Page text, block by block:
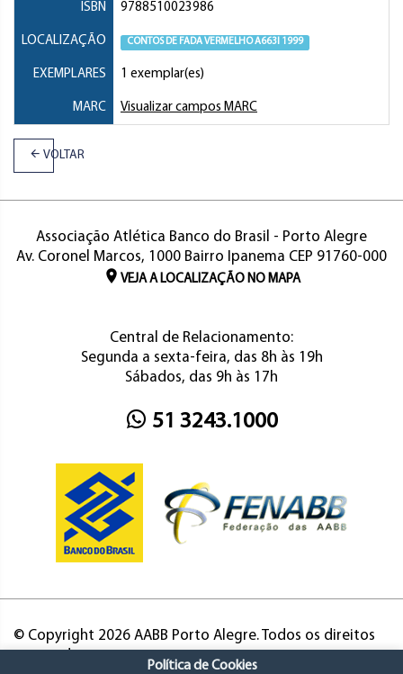
ISBN 9788510023986
LOCALIZAÇÃO CONTOS DE FADA VERMELHO A663l 1999
EXEMPLARES 1 exemplar(es)
MARC Visualizar campos MARC
VOLTAR
Associação Atlética Banco do Brasil - Porto Alegre
Av. Coronel Marcos, 1000 Bairro Ipanema CEP 91760-000
VEJA A LOCALIZAÇÃO NO MAPA
Central de Relacionamento:
Segunda a sexta-feira, das 8h às 19h
Sábados, das 9h às 17h
51 3243.1000
© Copyright 2026 AABB Porto Alegre. Todos os direitos
Política de Cookies